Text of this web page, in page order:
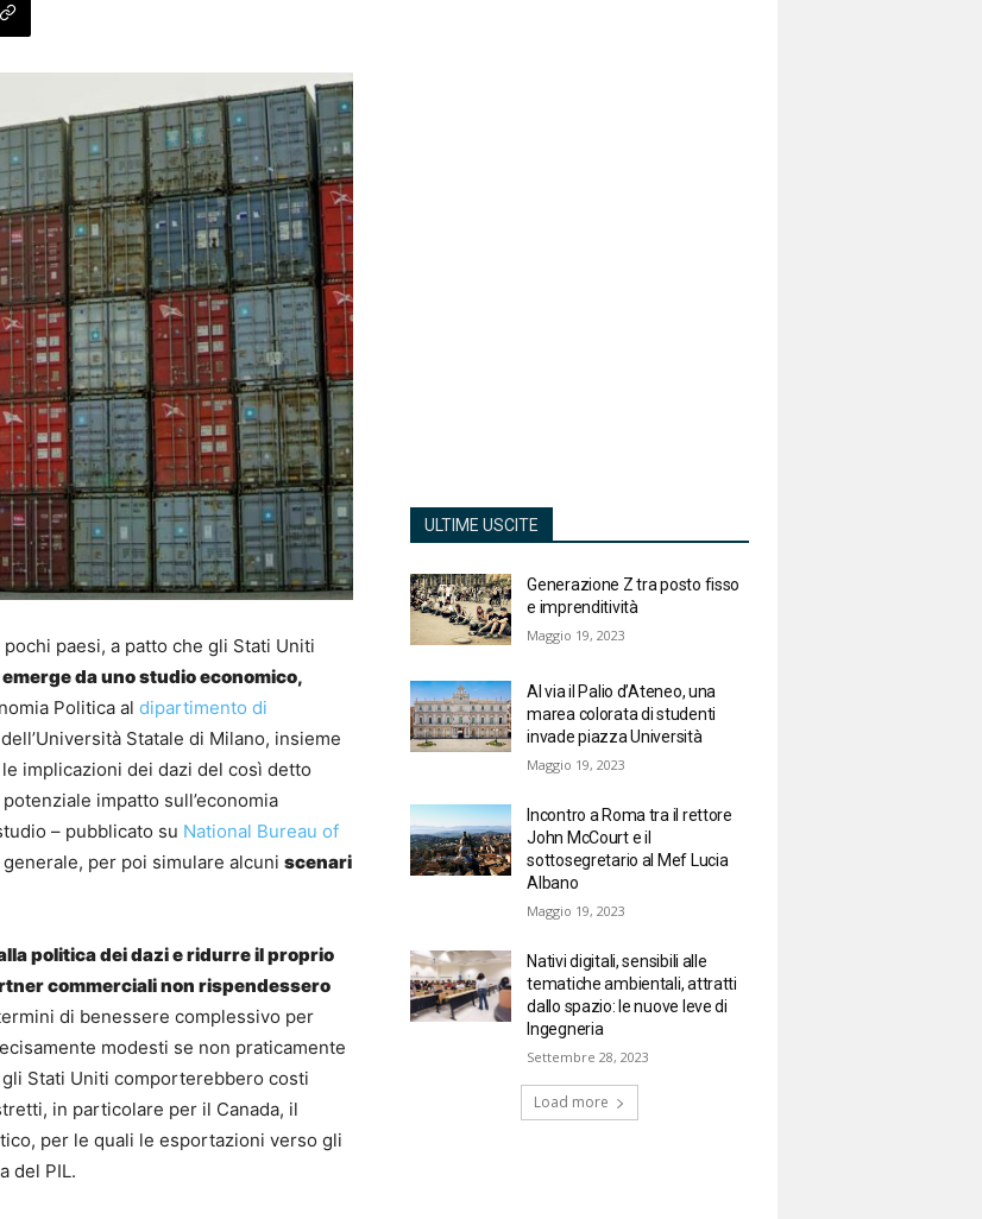
paesi, a patto che gli Stati Uniti
da uno studio economico,
Politica al dipartimento di
dell’Università Statale di Milano, insieme
implicazioni dei dazi del così detto
impatto sull’economia
– pubblicato su National Bureau of
generale, per poi simulare alcuni scenari
politica dei dazi e ridurre il proprio
commerciali non rispendessero
di benessere complessivo per
modesti se non praticamente
Stati Uniti comporterebbero costi
in particolare per il Canada, il
per le quali le esportazioni verso gli
del PIL.
ULTIME USCITE
Generazione Z tra posto fisso
e imprenditività
Maggio 19, 2023
Al via il Palio d’Ateneo, una
marea colorata di studenti
invade piazza Università
Maggio 19, 2023
Incontro a Roma tra il rettore
John McCourt e il
sottosegretario al Mef Lucia
Albano
Maggio 19, 2023
Nativi digitali, sensibili alle
tematiche ambientali, attratti
dallo spazio: le nuove leve di
Ingegneria
Settembre 28, 2023
Load more